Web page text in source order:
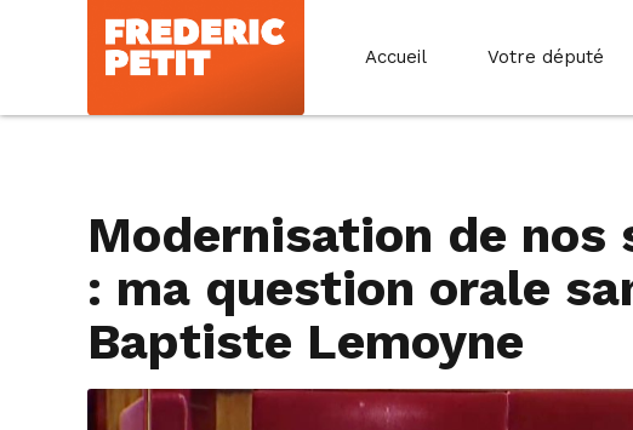
Accueil Votre député
Modernisation de nos
: ma question orale
Baptiste Lemoyne